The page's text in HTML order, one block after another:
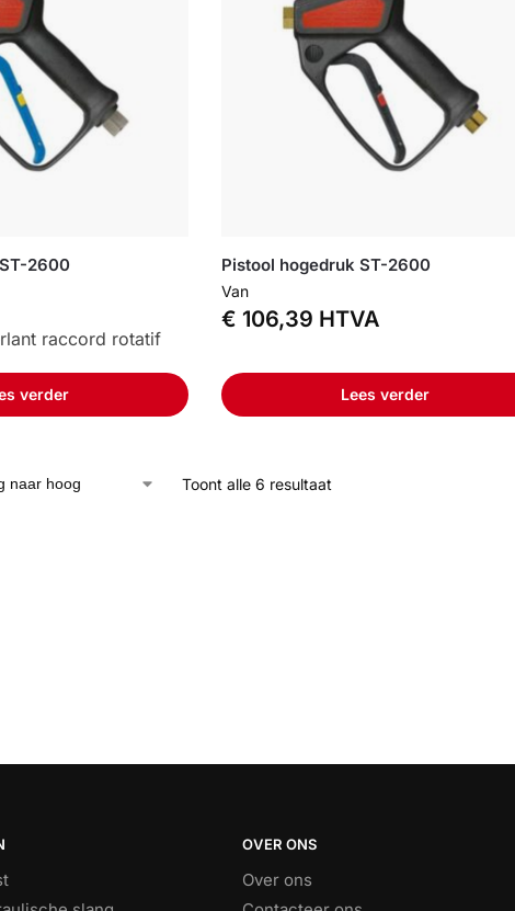
2600
verder
raccord rotatif
Pistool hogedruk ST-2600
Van
€ 106,39 HTVA
Lees verder
Toont alle 6 resultaat
OVER ONS
Over ons